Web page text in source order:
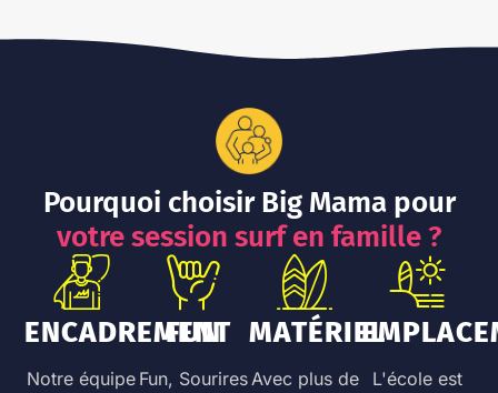
Pourquoi choisir Big Mama pour
votre session surf en famille ?
ENCADREMENT
Notre équipe
FUN
Fun, Sourires
MATÉRIEL
Avec plus de
L'école est